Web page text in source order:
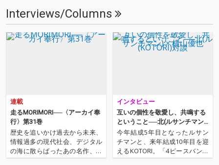
Interviews/Columns
連載
走るMORIMORI──〈アーカイ奉
行〉第31巻
歴史を追いかけ過去から未来、
情報過多の現代社会、デジタル
の海に散らばったあの名作、こ
の名作たちをひとつにまとめる
インタビュー
互いの個性を敬愛し、共鳴する
ということ──北(ルサンチマン)
× 横山優也(KOTORI)対談
今年結成5年目となったルサン
チマンと、来年結成10年目を迎
えるKOTORI。「4ピースバンド
の先輩として話をききたい」と